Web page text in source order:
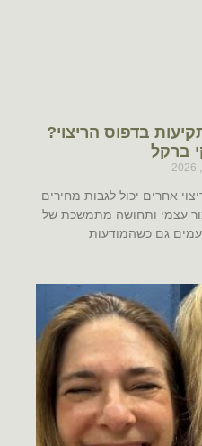
תקיעות בדפוס הריצוי?
ברקל
אחרים יכול לגבות מחירים
עצמי ותחושה מתמשכת של
גם כשהמודעות